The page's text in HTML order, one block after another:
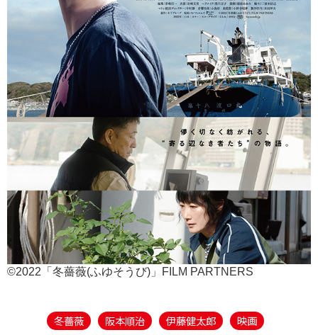
©2022「冬薔薇(ふゆそうび)」FILM PARTNERS
冬薔薇 阪本順治 伊藤健太郎 映画